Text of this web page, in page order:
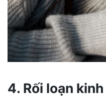
4. Rối loạn